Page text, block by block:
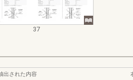
37
出された内容